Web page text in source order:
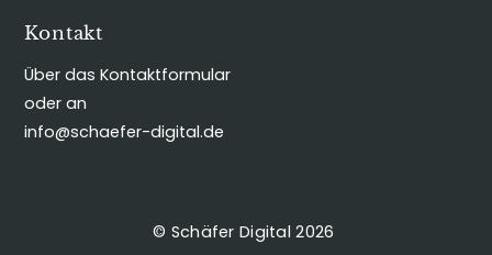
Kontakt
Über das Kontaktformular
oder an
info@schaefer-digital.de
© Schäfer Digital 2026